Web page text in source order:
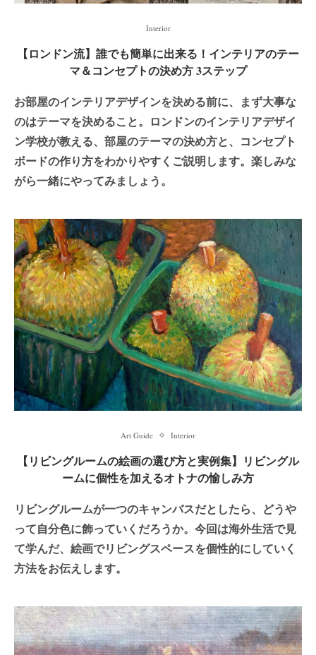
Interior
【ロンドン流】誰でも簡単に出来る！インテリアのテー
マ＆コンセプトの決め方 3ステップ
お部屋のインテリアデザインを決める前に、まず大事な
のはテーマを決めること。ロンドンのインテリアデザイ
ン学校が教える、部屋のテーマの決め方と、コンセプト
ボードの作り方をわかりやすくご説明します。楽しみな
がら一緒にやってみましょう。
Art Guide Interior
【リビングルームの絵画の選び方と実例集】リビングル
ームに個性を加えるオトナの愉しみ方
リビングルームが一つのキャンバスだとしたら、どうや
って自分色に飾っていくだろうか。今回は海外生活で見
て学んだ、絵画でリビングスペースを個性的にしていく
方法をお伝えします。